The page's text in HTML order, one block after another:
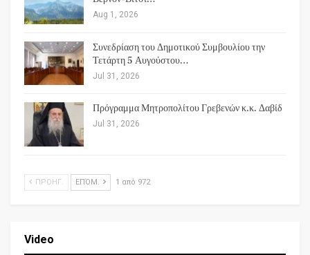
Aug 1, 2026
Συνεδρίαση του Δημοτικού Συμβουλίου την
Τετάρτη 5 Αυγούστου…
Jul 31, 2026
Πρόγραμμα Μητροπολίτου Γρεβενών κ.κ. Δαβίδ
Jul 31, 2026
ΠΡΟΗΓ. ΕΠΌΜ. 1 από 972
Video